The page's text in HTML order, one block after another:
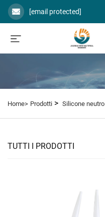
[email protected]
Home> Prodotti > Silicone neutro
TUTTI I PRODOTTI